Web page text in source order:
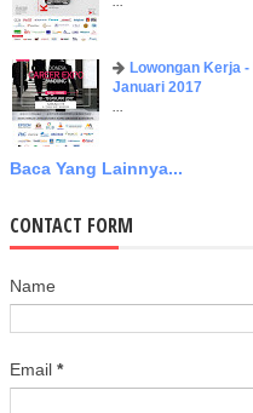
Lowongan Kerja
Januari 2017
Baca Yang Lainnya...
CONTACT FORM
Name
Email *